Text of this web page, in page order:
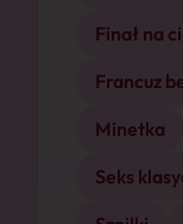
Finał na
Francuz
Minetka
Seks